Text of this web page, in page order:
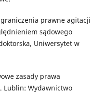
prawne agitacji
sądowego
Uniwersytet w
zasady prawa
Lublin: Wydawnictwo